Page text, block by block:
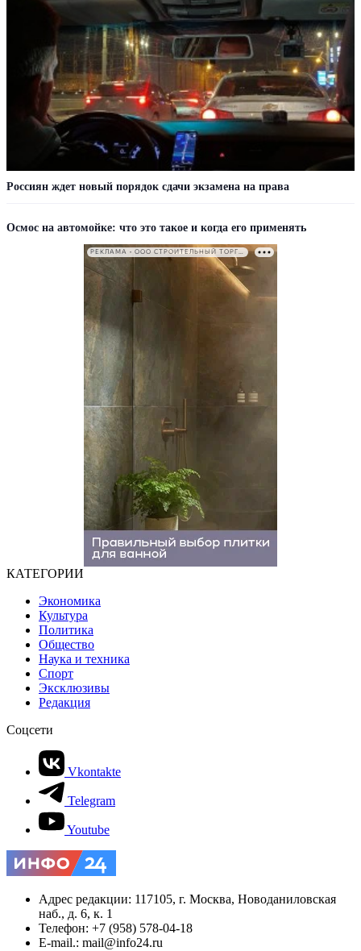
Россиян ждет новый порядок сдачи экзамена на права
Осмос на автомойке: что это такое и когда его применять
РЕКЛАМА • ООО СТРОИТЕЛЬНЫЙ ТОРГОВЫЙ ДОМ «ПЕТРОВИЧ». ИНН: 7802348846
КАТЕГОРИИ
Экономика
Культура
Политика
Общество
Наука и техника
Спорт
Эксклюзивы
Редакция
Соцсети
Vkontakte
Telegram
Youtube
Адрес редакции: 117105, г. Москва, Новоданиловская
наб., д. 6, к. 1
Телефон: +7 (958) 578-04-18
E-mail.: mail@info24.ru